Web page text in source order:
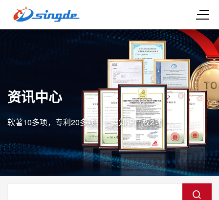
资讯中心
软著10多项，专利20多项，一类知识产权2项